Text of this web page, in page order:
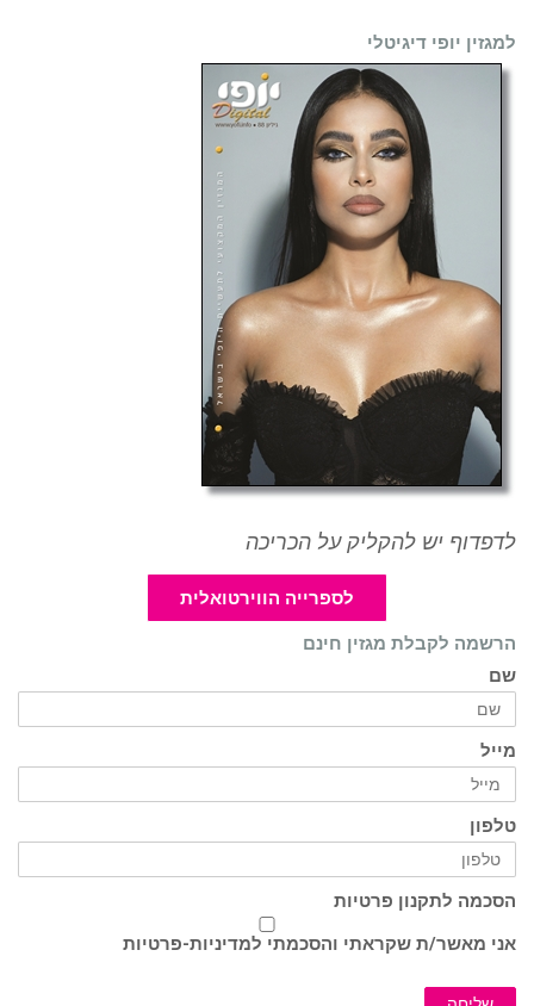
למגזין יופי דיגיטלי
לדפדוף יש להקליק על הכריכה
לספרייה הווירטואלית
הרשמה לקבלת מגזין חינם
שם
מייל
טלפון
הסכמה לתקנון פרטיות
אני מאשר/ת שקראתי והסכמתי למדיניות-פרטיות